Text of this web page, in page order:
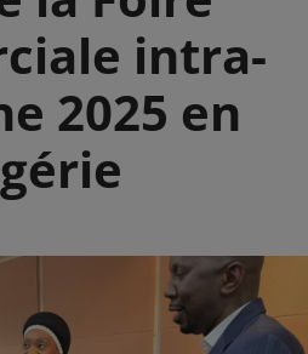
intra-
2025 en